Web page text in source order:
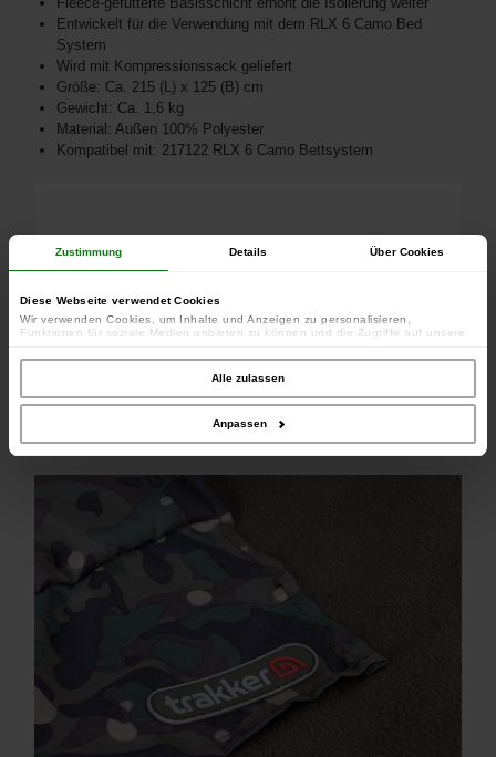
Zustimmung Details Über Cookies
Diese Webseite verwendet Cookies
Wir verwenden Cookies, um Inhalte und Anzeigen zu personalisieren,
Funktionen für soziale Medien anbieten zu können und die Zugriffe auf unsere
unserer Website an unsere Partner für soziale Medien, Werbung und Analysen
weiter. Unsere Partner führen diese Informationen möglicherweise mit weiteren
Daten zusammen, die Sie ihnen bereitgestellt haben oder die sie im Rahmen
Ihrer Nutzung der Dienste gesammelt haben.
Alle zulassen
Anpassen
Entwickelt für die Verwendung mit dem RLX 6 Camo Bed
System
Wird mit Kompressionssack geliefert
Größe: Ca. 215 (L) x 125 (B) cm
Gewicht: Ca. 1,6 kg
Material: Außen 100% Polyester
Kompatibel mit: 217122 RLX 6 Camo Bettsystem